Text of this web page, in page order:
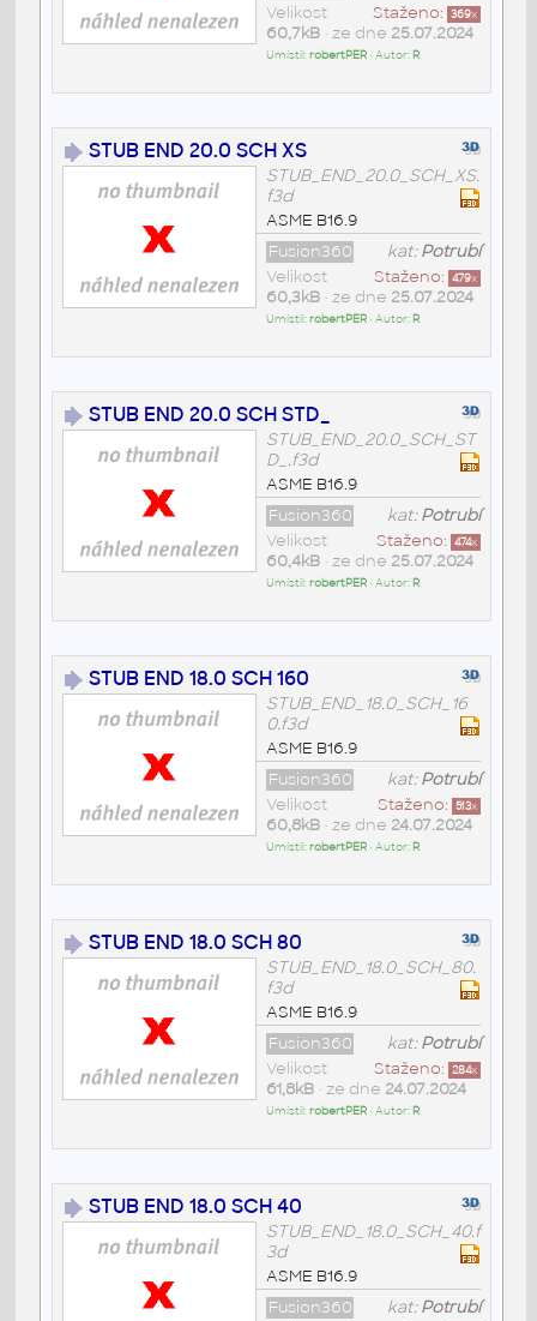
Staženo: 369x
Velikost
60,7kB• ze dne 25.07.2024
Umístil:robertPER• Autor: R
STUB END 20.0 SCH XS
STUB_END_20.0_SCH_XS.
f3d
ASME B16.9
kat:Potrubí
Fusion360
Staženo: 479x
Velikost
60,3kB• ze dne 25.07.2024
Umístil:robertPER• Autor: R
STUB END 20.0 SCH STD_
STUB_END_20.0_SCH_ST
D_.f3d
ASME B16.9
kat:Potrubí
Fusion360
Staženo: 474x
Velikost
60,4kB• ze dne 25.07.2024
Umístil:robertPER• Autor: R
STUB END 18.0 SCH 160
STUB_END_18.0_SCH_16
0.f3d
ASME B16.9
kat:Potrubí
Fusion360
Staženo: 513x
Velikost
60,8kB• ze dne 24.07.2024
Umístil:robertPER• Autor: R
STUB END 18.0 SCH 80
STUB_END_18.0_SCH_80.
f3d
ASME B16.9
kat:Potrubí
Fusion360
Staženo: 284x
Velikost
61,8kB• ze dne 24.07.2024
Umístil:robertPER• Autor: R
STUB END 18.0 SCH 40
STUB_END_18.0_SCH_40.f
3d
ASME B16.9
kat:Potrubí
Fusion360